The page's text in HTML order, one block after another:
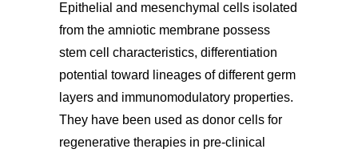
Epithelial and mesenchymal cells isolated
from the amniotic membrane possess
stem cell characteristics, differentiation
potential toward lineages of different germ
layers and immunomodulatory properties.
They have been used as donor cells for
regenerative therapies in pre-clinical